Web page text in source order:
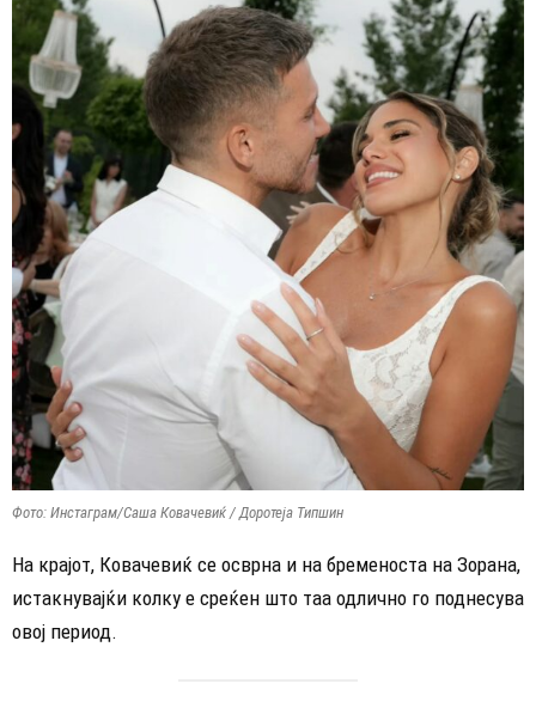
Фото: Инстаграм/Саша Ковачевиќ / Доротеја Типшин
На крајот, Ковачевиќ се осврна и на бременоста на Зорана,
истакнувајќи колку е среќен што таа одлично го поднесува
овој период.